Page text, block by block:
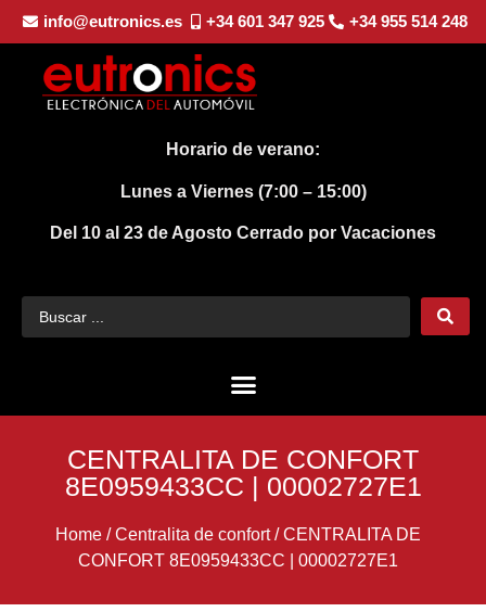
info@eutronics.es +34 601 347 925 +34 955 514 248
Horario de verano:
Lunes a Viernes (7:00 – 15:00)
Del 10 al 23 de Agosto Cerrado por Vacaciones
CENTRALITA DE CONFORT
8E0959433CC | 00002727E1
Home /Centralita de confort/CENTRALITA DE
CONFORT 8E0959433CC | 00002727E1